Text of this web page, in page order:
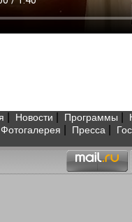
Новости Программы
Фотогалерея
Пресса